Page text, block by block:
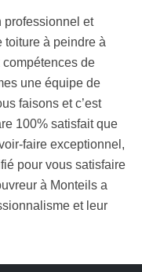
professionnel et
toiture à peindre à
de
une équipe de
faisons et c’est
100% satisfait que
faire exceptionnel,
pour vous satisfaire
à Monteils a
et leur